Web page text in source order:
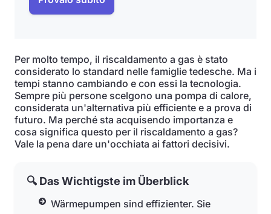
Per molto tempo, il riscaldamento a gas è stato
considerato lo standard nelle famiglie tedesche. Ma i
tempi stanno cambiando e con essi la tecnologia.
Sempre più persone scelgono una pompa di calore,
considerata un'alternativa più efficiente e a prova di
futuro. Ma perché sta acquisendo importanza e
cosa significa questo per il riscaldamento a gas?
Vale la pena dare un'occhiata ai fattori decisivi.
🔍 Das Wichtigste im Überblick
Wärmepumpen sind effizienter. Sie